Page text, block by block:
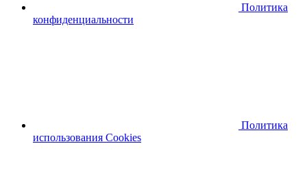
Политика
конфиденциальности
Политика
использования Cookies